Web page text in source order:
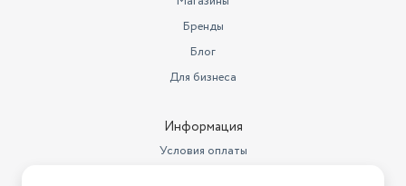
Бренды
Блог
Для бизнеса
Информация
Условия оплаты